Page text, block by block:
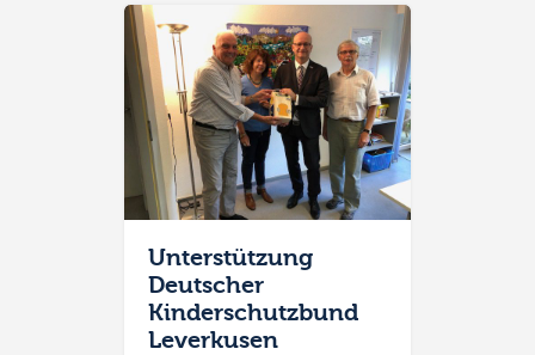
Unterstützung
Deutscher
Kinderschutzbund
Leverkusen